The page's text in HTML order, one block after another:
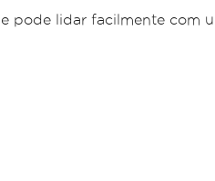
lidar facilmente com